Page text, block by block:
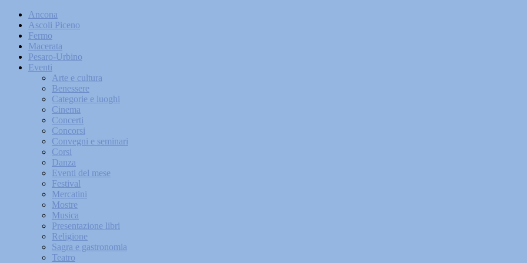
Ancona
Ascoli Piceno
Fermo
Macerata
Pesaro-Urbino
Eventi
Arte e cultura
Benessere
Categorie e luoghi
Cinema
Concerti
Concorsi
Convegni e seminari
Corsi
Danza
Eventi del mese
Festival
Mercatini
Mostre
Musica
Presentazione libri
Religione
Sagra e gastronomia
Teatro